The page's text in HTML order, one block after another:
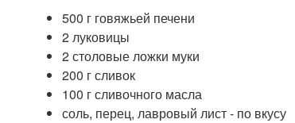
500 г говяжьей печени
2 луковицы
2 столовые ложки муки
200 г сливок
100 г сливочного масла
соль, перец, лавровый лист - по вкусу